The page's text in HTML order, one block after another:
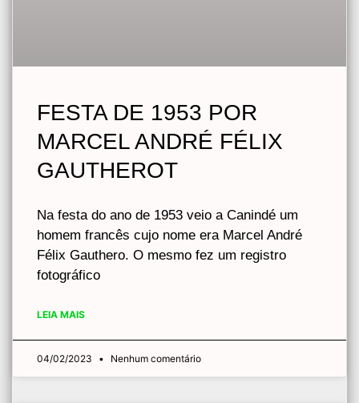
FESTA DE 1953 POR
MARCEL ANDRÉ FÉLIX
GAUTHEROT
Na festa do ano de 1953 veio a Canindé um
homem francês cujo nome era Marcel André
Félix Gauthero. O mesmo fez um registro
fotográfico
LEIA MAIS
04/02/2023 Nenhum comentário